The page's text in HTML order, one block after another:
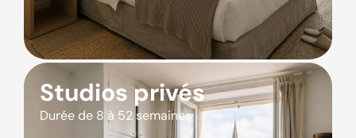
Studios privés
Durée de 8 à 52 semaines